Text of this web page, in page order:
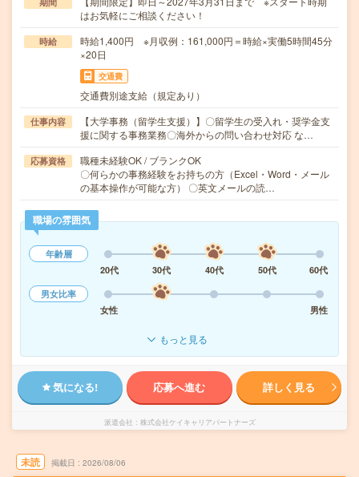
はお気軽にご相談ください！
時給
時給1,400円 ※月収例：161,000円＝時給×実働5時間45分
×20日
交通費
交通費別途支給（規定あり）
仕事内容
【大学事務（留学生支援）】〇留学生の受入れ・奨学金支
援に関する事務業務〇海外からの問い合わせ対応 な…
応募資格
職種未経験OK / ブランクOK
〇何らかの事務経験をお持ちの方（Excel・Word・メール
の基本操作が可能な方） 〇英文メールの読…
職場の雰囲気
年齢層
20代
30代 40代 50代
60代
男女比率
女性
男性
もっと見る
気になる! 応募へ進む 詳しく見る
派遣会社 株式会社ケイキャリアパートナーズ
未読 掲載日 2026/08/06